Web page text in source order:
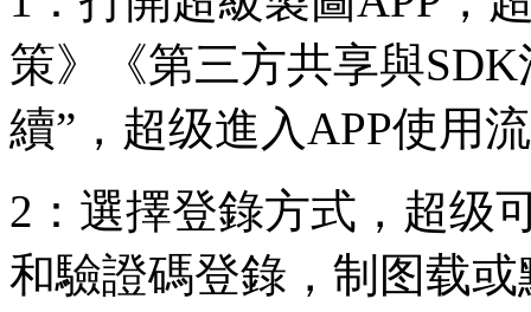
策》《第三方共享與
續”，超级進入APP使用
2：選擇登錄方式，超级
和驗證碼登錄，制图载